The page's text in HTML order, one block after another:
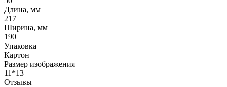
Длина, мм
217
Ширина, мм
190
Упаковка
Картон
Размер изображения
11*13
Отзывы